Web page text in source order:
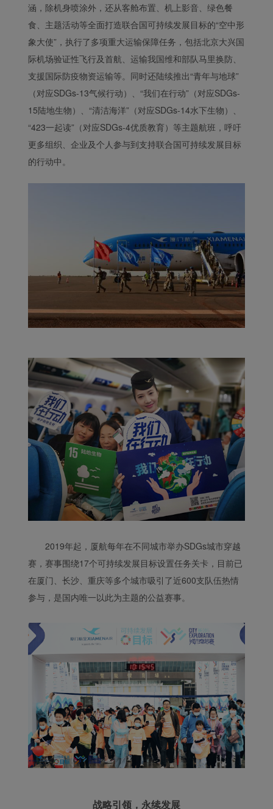
涵，除机身喷涂外，还从客舱布置、机上影音、绿色餐
食、主题活动等全面打造联合国可持续发展目标的“空中形
象大使”，执行了多项重大运输保障任务，包括北京大兴国
际机场验证性飞行及首航、运输我国维和部队马里换防、
支援国际防疫物资运输等。同时还陆续推出“青年与地球”
（对应SDGs-13气候行动）、“我们在行动”（对应SDGs-
15陆地生物）、“清洁海洋”（对应SDGs-14水下生物）、
“423一起读”（对应SDGs-4优质教育）等主题航班，呼吁
更多组织、企业及个人参与到支持联合国可持续发展目标
的行动中。
2019年起，厦航每年在不同城市举办SDGs城市穿越
赛，赛事围绕17个可持续发展目标设置任务关卡，目前已
在厦门、长沙、重庆等多个城市吸引了近600支队伍热情
参与，是国内唯一以此为主题的公益赛事。
战略引领，永续发展